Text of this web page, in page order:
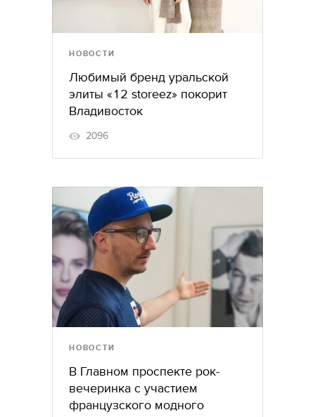
НОВОСТИ
Любимый бренд уральской
элиты «12 storeez» покорит
Владивосток
2096
НОВОСТИ
В Главном проспекте рок-
вечеринка с участием
французского модного